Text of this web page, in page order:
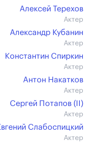
Алексей Терехов
Актер
Александр Кубанин
Актер
Константин Спиркин
Актер
Антон Накатков
Актер
Сергей Потапов (II)
Актер
Слабоспицкий
Актер